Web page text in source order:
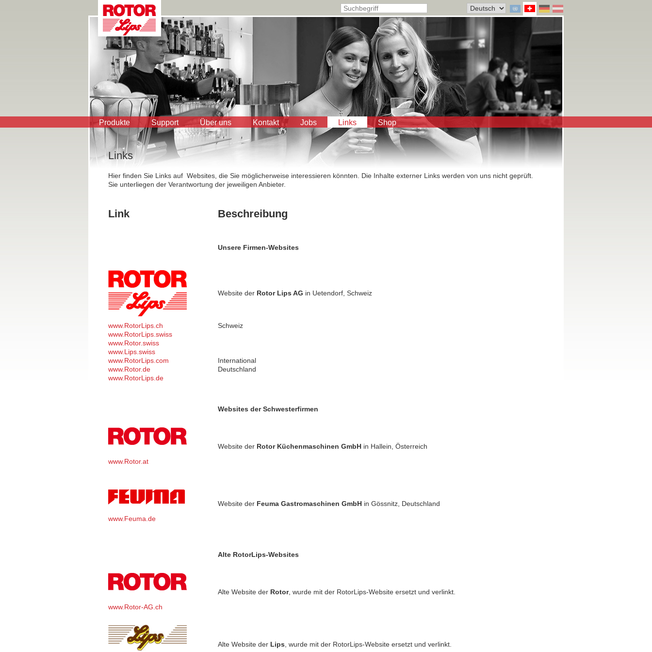
Produkte Support Über uns Kontakt Jobs Links Shop
Links
Hier finden Sie Links auf Websites, die Sie möglicherweise interessieren könnten. Die Inhalte externer Links werden von uns nicht geprüft.
Sie unterliegen der Verantwortung der jeweiligen Anbieter.
Link Beschreibung
Unsere Firmen-Websites
Website der RotorLips AG in Uetendorf, Schweiz
www.RotorLips.ch
Schweiz
www.RotorLips.swiss
www.Rotor.swiss
www.Lips.swiss
www.RotorLips.com
International
www.Rotor.de
Deutschland
www.RotorLips.de
Websites der Schwesterfirmen
www.Rotor.at
Website der Rotor Küchenmaschinen GmbH in Hallein, Österreich
www.Feuma.de
Website der Feuma Gastromaschinen GmbH in Gössnitz, Deutschland
Alte RotorLips-Websites
www.Rotor-AG.ch
Alte Website der Rotor, wurde mit der RotorLips-Website ersetzt und verlinkt.
Alte Website der Lips , wurde mit der RotorLips-Website ersetzt und verlinkt.